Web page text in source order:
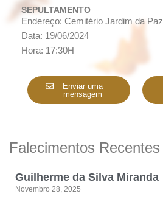
SEPULTAMENTO
Endereço: Cemitério Jardim da Paz
Data: 19/06/2024
Hora: 17:30H
Enviar uma
mensagem
Falecimentos Recentes
Guilherme da Silva Miranda
Novembro 28, 2025